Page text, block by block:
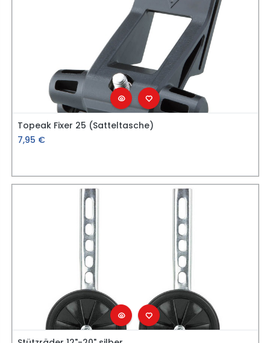
Topeak Fixer 25 (Satteltasche)
7,95 €